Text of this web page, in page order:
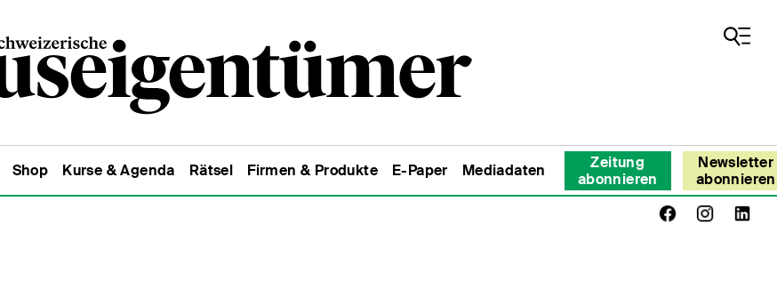
Shop Kurse & Agenda Rätsel Firmen & Produkte E-Paper Mediadaten
Zeitung
abonnieren
Newsletter
abonnieren